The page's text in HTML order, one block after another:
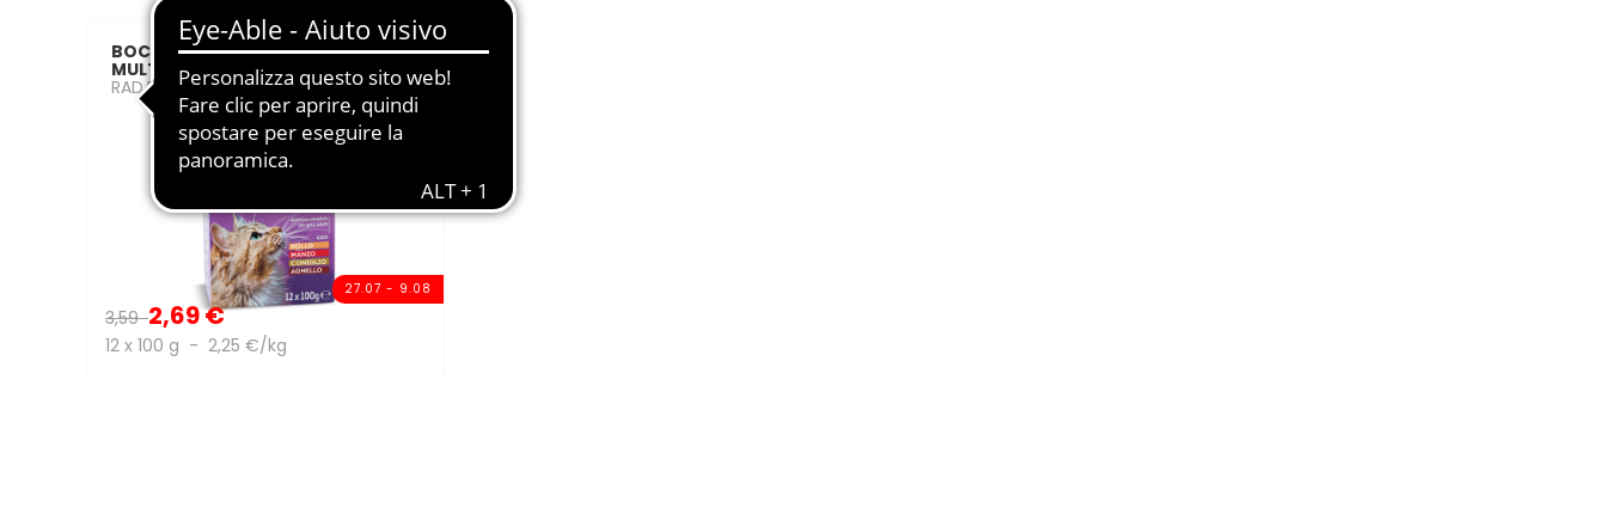
27.07 - 9.08
BOCCONCINI IN SALSA PER GATTO
MULTIBOX CARNI
RADAMES
3,592,69 €
12 x 100 g - 2,25 €/kg